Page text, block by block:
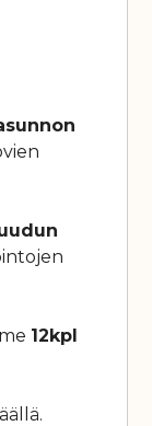
12kpl